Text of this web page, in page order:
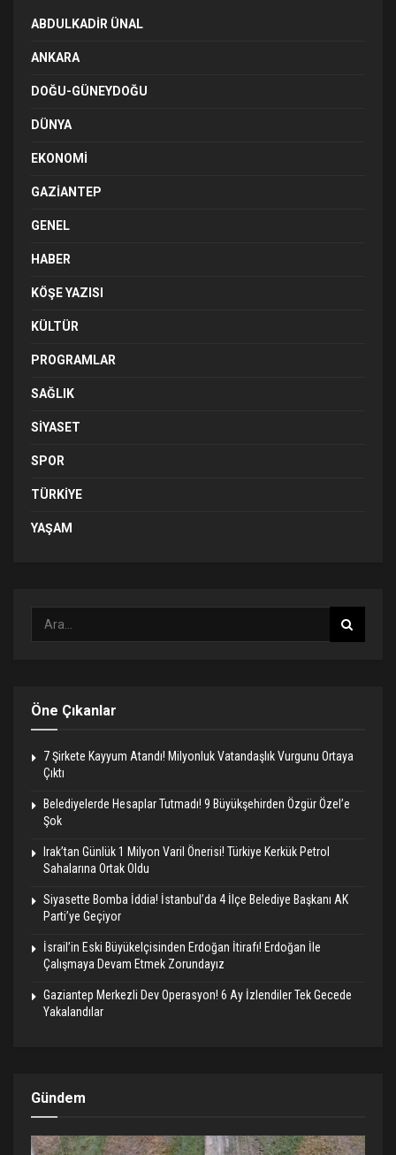
ABDULKADIR ÜNAL
ANKARA
DOĞU-GÜNEYDOĞU
DÜNYA
EKONOMI
GAZIANTEP
GENEL
HABER
KÖŞE YAZISI
KÜLTÜR
PROGRAMLAR
SAĞLIK
SIYASET
SPOR
TÜRKIYE
YAŞAM
Öne Çıkanlar
7 Şirkete Kayyum Atandı! Milyonluk Vatandaşlık Vurgunu Ortaya
Çıktı
Belediyelerde Hesaplar Tutmadı! 9 Büyükşehirden Özgür Özel’e
Şok
Irak’tan Günlük 1 Milyon Varil Önerisi! Türkiye Kerkük Petrol
Sahalarına Ortak Oldu
Siyasette Bomba İddia! İstanbul’da 4 İlçe Belediye Başkanı AK
Parti’ye Geçiyor
İsrail’in Eski Büyükelçisinden Erdoğan İtirafı! Erdoğan İle
Çalışmaya Devam Etmek Zorundayız
Gaziantep Merkezli Dev Operasyon! 6 Ay İzlendiler Tek Gecede
Yakalandılar
Gündem